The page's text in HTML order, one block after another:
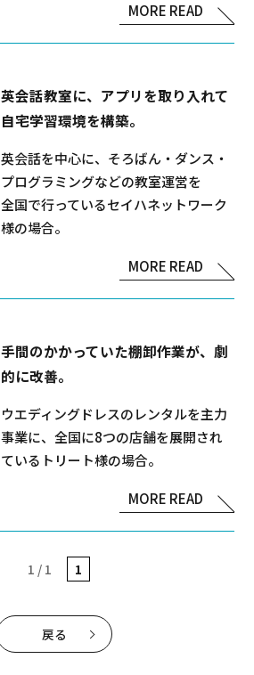
MORE READ
英会話教室に、アプリを取り入れて
自宅学習環境を構築。
英会話を中心に、そろばん・ダンス・
プログラミングなどの教室運営を
全国で行っているセイハネットワーク
様の場合。
MORE READ
手間のかかっていた棚卸作業が、劇
的に改善。
ウエディングドレスのレンタルを主力
事業に、全国に8つの店舗を展開され
ているトリート様の場合。
MORE READ
1 / 1 1
戻る